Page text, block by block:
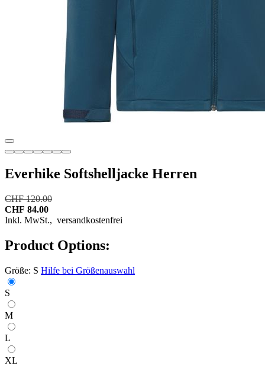
Everhike Softshelljacke Herren
CHF 120.00
CHF 84.00
Inkl. MwSt., versandkostenfrei
Product Options:
Größe: S Hilfe bei Größenauswahl
S
M
L
XL